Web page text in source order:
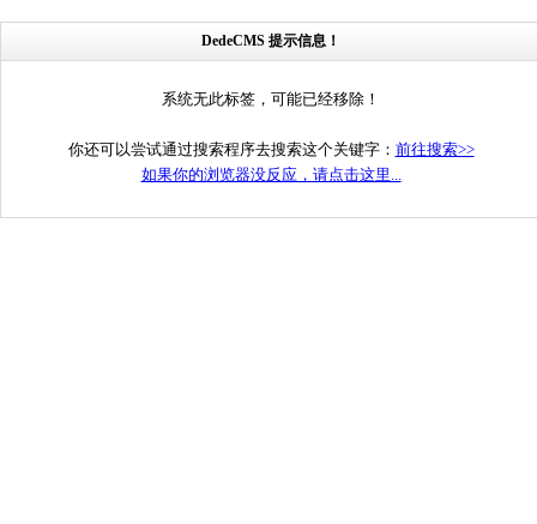
DedeCMS 提示信息！
系统无此标签，可能已经移除！
你还可以尝试通过搜索程序去搜索这个关键字： 前往搜索>>
如果你的浏览器没反应，请点击这里...